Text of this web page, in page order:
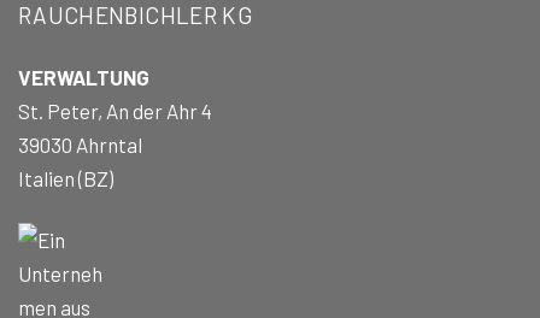
RAUCHENBICHLER KG
VERWALTUNG
St. Peter, An der Ahr 4
39030 Ahrntal
Italien (BZ)